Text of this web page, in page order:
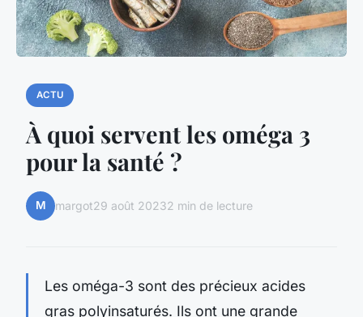
ACTU
À quoi servent les oméga 3
pour la santé ?
M margot29 août 20232 min de lecture
Les oméga-3 sont des précieux acides
gras polyinsaturés. Ils ont une grande